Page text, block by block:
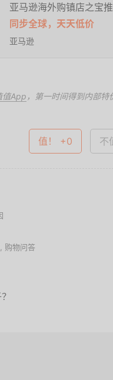
亚马逊海外购镇店之宝
同步全球，天天低价
亚马逊
值App ，第一时间得到内部特
值！ +0 不
购物问答